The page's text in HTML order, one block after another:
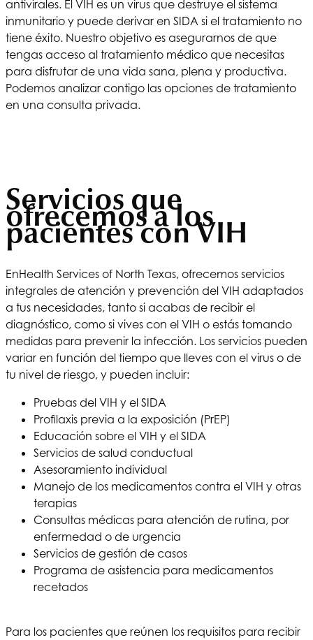
antivirales. El VIH es un virus que destruye el sistema
inmunitario y puede derivar en SIDA si el tratamiento no
tiene éxito. Nuestro objetivo es asegurarnos de que
tengas acceso al tratamiento médico que necesitas
para disfrutar de una vida sana, plena y productiva.
Podemos analizar contigo las opciones de tratamiento
en una consulta privada.
Servicios que
ofrecemos a los
pacientes con VIH
EnHealth Services of North Texas, ofrecemos servicios
integrales de atención y prevención del VIH adaptados
a tus necesidades, tanto si acabas de recibir el
diagnóstico, como si vives con el VIH o estás tomando
medidas para prevenir la infección. Los servicios pueden
variar en función del tiempo que lleves con el virus o de
tu nivel de riesgo, y pueden incluir:
Pruebas del VIH y el SIDA
Profilaxis previa a la exposición (PrEP)
Educación sobre el VIH y el SIDA
Servicios de salud conductual
Asesoramiento individual
Manejo de los medicamentos contra el VIH y otras
terapias
Consultas médicas para atención de rutina, por
enfermedad o de urgencia
Servicios de gestión de casos
Programa de asistencia para medicamentos
recetados
Para los pacientes que reúnen los requisitos para recibir